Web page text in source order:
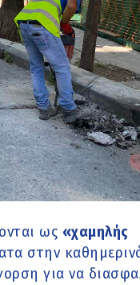
ως «χαμηλής
στην
για να